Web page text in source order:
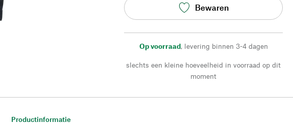
Bewaren
Op voorraad, levering binnen 3-4 dagen
slechts een kleine hoeveelheid in voorraad op dit
moment
Productinformatie